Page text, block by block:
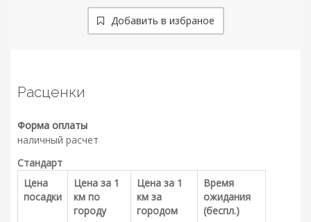
Добавить в избраное
Расценки
Форма оплаты
наличный расчет
Стандарт
Цена
посадки
Цена за 1
км по
городу
Цена за 1
км за
городом
Время
ожидания
(беспл.)